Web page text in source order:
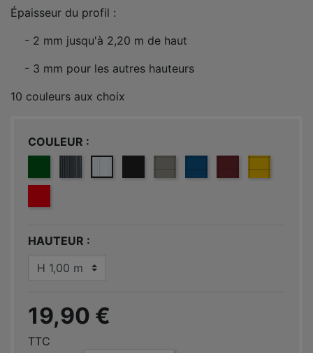
Épaisseur du profil :
- 2 mm jusqu'à 2,20 m de haut
- 3 mm pour les autres hauteurs
10 couleurs aux choix
COULEUR
GRIS ANTHRACITE 7016
BLANC 9010 GRIS CLAIR 7030ROUGE 3004
JAUNE
HAUTEUR
19,90 €
TTC